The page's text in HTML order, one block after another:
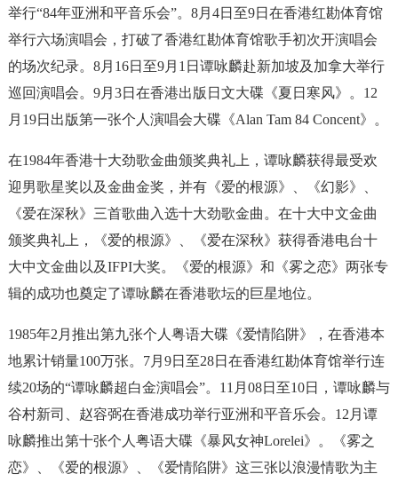
举行“84年亚洲和平音乐会”。8月4日至9日在香港红勘体育馆
举行六场演唱会，打破了香港红勘体育馆歌手初次开演唱会
的场次纪录。8月16日至9月1日谭咏麟赴新加坡及加拿大举行
巡回演唱会。9月3日在香港出版日文大碟《夏日寒风》。12
月19日出版第一张个人演唱会大碟《Alan Tam 84 Concent》。
在1984年香港十大劲歌金曲颁奖典礼上，谭咏麟获得最受欢
迎男歌星奖以及金曲金奖，并有《爱的根源》、《幻影》、
《爱在深秋》三首歌曲入选十大劲歌金曲。在十大中文金曲
颁奖典礼上，《爱的根源》、《爱在深秋》获得香港电台十
大中文金曲以及IFPI大奖。《爱的根源》和《雾之恋》两张专
辑的成功也奠定了谭咏麟在香港歌坛的巨星地位。
1985年2月推出第九张个人粤语大碟《爱情陷阱》，在香港本
地累计销量100万张。7月9日至28日在香港红勘体育馆举行连
续20场的“谭咏麟超白金演唱会”。11月08日至10日，谭咏麟与
谷村新司、赵容弼在香港成功举行亚洲和平音乐会。12月谭
咏麟推出第十张个人粤语大碟《暴风女神Lorelei》。《雾之
恋》、《爱的根源》、《爱情陷阱》这三张以浪漫情歌为主